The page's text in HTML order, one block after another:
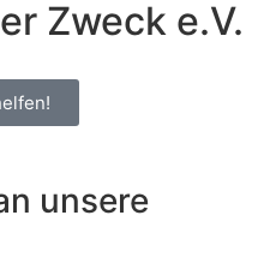
Zweck e.V.
unsere